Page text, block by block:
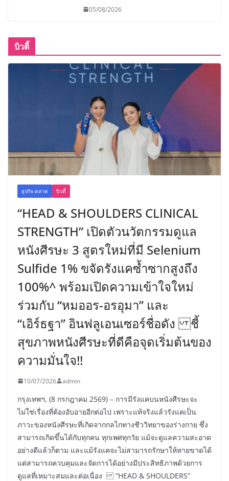
05/08/2026
บิวตี้
ธุรกิจ-ตลาด บิวตี้
“HEAD & SHOULDERS CLINICAL
STRENGTH” เปิดตัวนวัตกรรมดูแล
หนังศีรษะ 3 สูตรใหม่ที่มี Selenium
Sulfide 1% ขจัดรังแคซ้ำซากสูงถึง
100%^ พร้อมเปิดความเข้าใจใหม่
ร่วมกับ “หมออร-อรอุมา” และ
“เอิร์ธฐา” อินฟลูเอนเซอร์ชื่อดัง ชี้
สุขภาพหนังศีรษะที่ดีคือจุดเริ่มต้นของ
ความมั่นใจ!!
10/07/2026 admin
กรุงเทพฯ, (8 กรกฎาคม 2569) – การมีรังแคบนหนังศีรษะจะ
ไม่ใช่เรื่องที่ต้องอับอายอีกต่อไป เพราะแท้จริงแล้วรังแคเป็น
ภาวะของหนังศีรษะที่เกิดจากกลไกทางชีววิทยาของร่างกาย ซึ่ง
สามารถเกิดขึ้นได้กับทุกคน ทุกเพศทุกวัย แม้จะดูแลความสะอาด
อย่างดีแล้วก็ตาม และแม้รังแคจะไม่สามารถรักษาให้หายขาดได้
แต่สามารถควบคุมและจัดการได้อย่างมีประสิทธิภาพด้วยการ
ดูแลที่เหมาะสมและต่อเนื่อง “HEAD & SHOULDERS”